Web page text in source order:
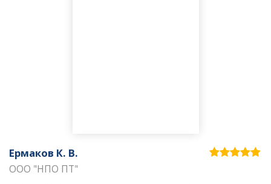
Ермаков К. В.
ООО "НПО ПТ"